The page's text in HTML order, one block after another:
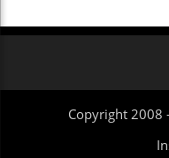
Copyright 2008